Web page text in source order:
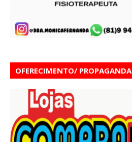
OFERECIMENTO/ PROPAGANDA